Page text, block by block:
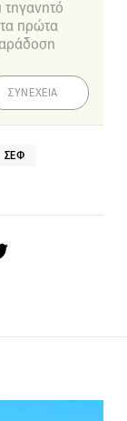
πρώτα
ΣΥΝΕΧΕΙΑ
ΣΕΦ